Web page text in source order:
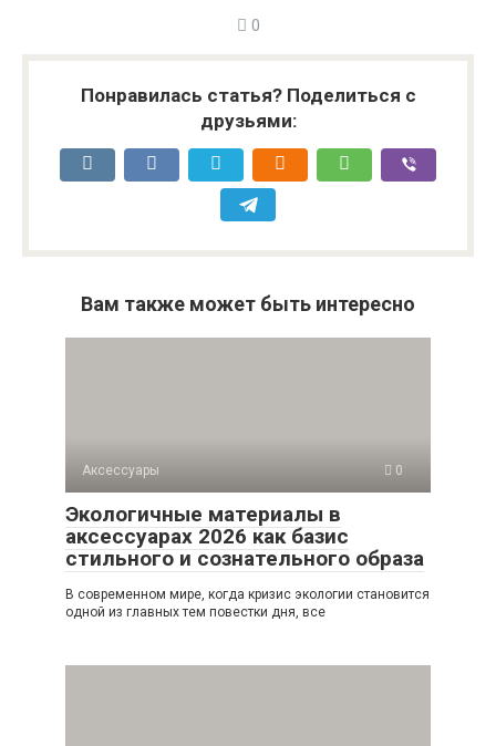
0
Понравилась статья? Поделиться с
друзьями:
Вам также может быть интересно
Аксессуары 0
Экологичные материалы в
аксессуарах 2026 как базис
стильного и сознательного образа
В современном мире, когда кризис экологии становится
одной из главных тем повестки дня, все